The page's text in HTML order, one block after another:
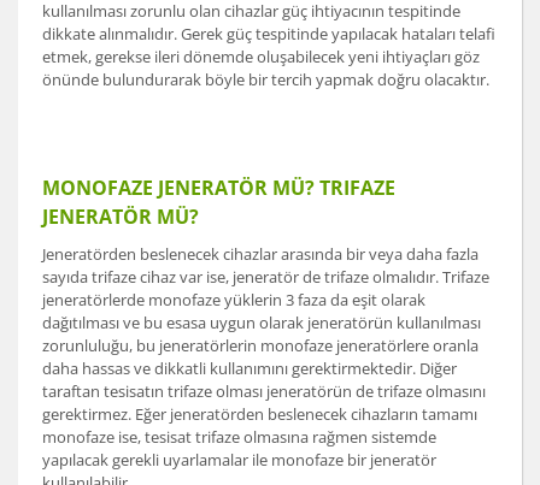
kullanılması zorunlu olan cihazlar güç ihtiyacının tespitinde
dikkate alınmalıdır. Gerek güç tespitinde yapılacak hataları telafi
etmek, gerekse ileri dönemde oluşabilecek yeni ihtiyaçları göz
önünde bulundurarak böyle bir tercih yapmak doğru olacaktır.
MONOFAZE JENERATÖR MÜ? TRIFAZE
JENERATÖR MÜ?
Jeneratörden beslenecek cihazlar arasında bir veya daha fazla
sayıda trifaze cihaz var ise, jeneratör de trifaze olmalıdır. Trifaze
jeneratörlerde monofaze yüklerin 3 faza da eşit olarak
dağıtılması ve bu esasa uygun olarak jeneratörün kullanılması
zorunluluğu, bu jeneratörlerin monofaze jeneratörlere oranla
daha hassas ve dikkatli kullanımını gerektirmektedir. Diğer
taraftan tesisatın trifaze olması jeneratörün de trifaze olmasını
gerektirmez. Eğer jeneratörden beslenecek cihazların tamamı
monofaze ise, tesisat trifaze olmasına rağmen sistemde
yapılacak gerekli uyarlamalar ile monofaze bir jeneratör